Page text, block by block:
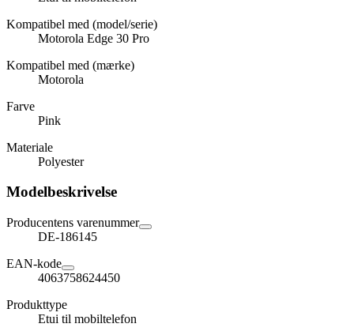
Kompatibel med (model/serie)
Motorola Edge 30 Pro
Kompatibel med (mærke)
Motorola
Farve
Pink
Materiale
Polyester
Modelbeskrivelse
Producentens varenummer
DE-186145
EAN-kode
4063758624450
Produkttype
Etui til mobiltelefon